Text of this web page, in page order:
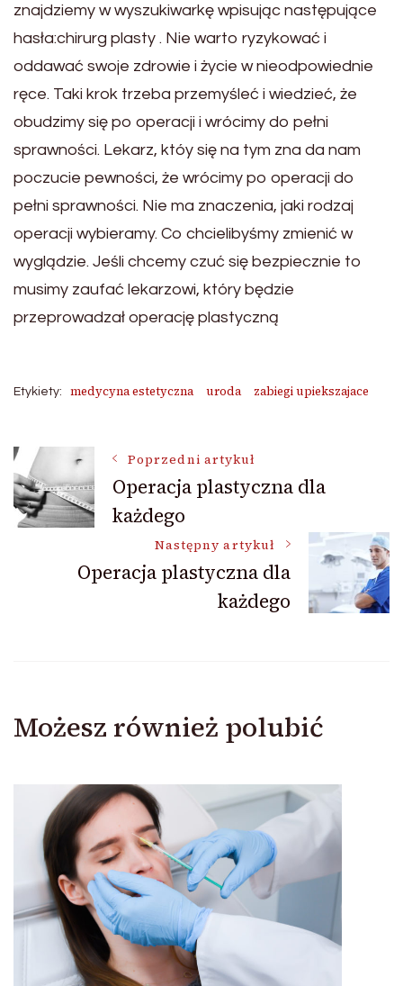
znajdziemy w wyszukiwarkę wpisując następujące
hasła:chirurg plasty . Nie warto ryzykować i
oddawać swoje zdrowie i życie w nieodpowiednie
ręce. Taki krok trzeba przemyśleć i wiedzieć, że
obudzimy się po operacji i wrócimy do pełni
sprawności. Lekarz, któy się na tym zna da nam
poczucie pewności, że wrócimy po operacji do
pełni sprawności. Nie ma znaczenia, jaki rodzaj
operacji wybieramy. Co chcielibyśmy zmienić w
wyglądzie. Jeśli chcemy czuć się bezpiecznie to
musimy zaufać lekarzowi, który będzie
przeprowadzał operację plastyczną
Etykiety: medycyna estetyczna uroda zabiegi upiekszajace
Nawigacja
wpisu
Poprzedni artykuł
Operacja plastyczna dla
każdego
Następny artykuł
Operacja plastyczna dla
każdego
Możesz również polubić